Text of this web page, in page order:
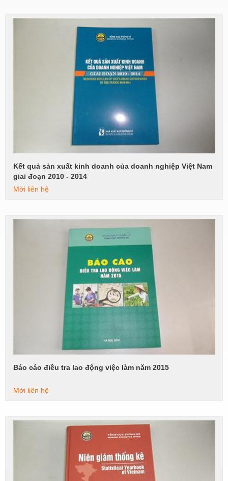
Xem tiếp
Kết quả sản xuất kinh doanh của doanh nghiệp Việt Nam
giai đoạn 2010 - 2014
Mời liên hệ
Xem tiếp
Báo cáo điều tra lao động việc làm năm 2015
Mời liên hệ